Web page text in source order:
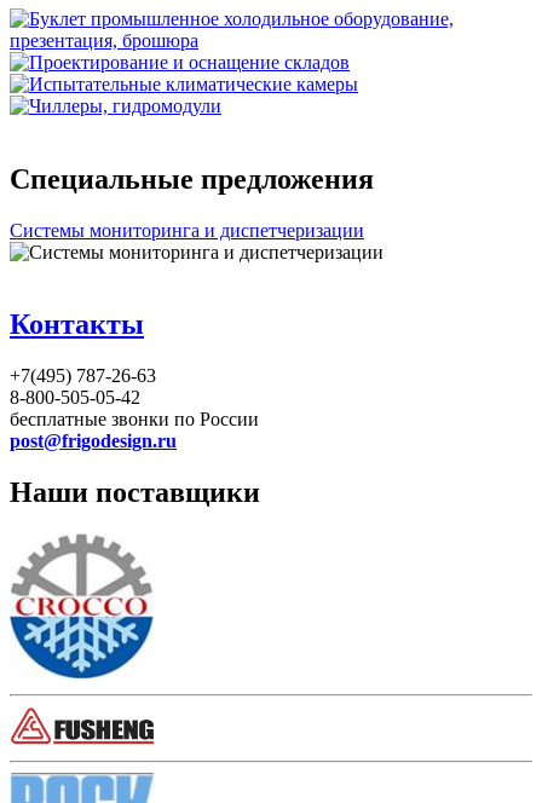
Специальные предложения
Системы мониторинга и диспетчеризации
Контакты
+7(495) 787-26-63
8-800-505-05-42
бесплатные звонки по России
post@frigodesign.ru
Наши поставщики